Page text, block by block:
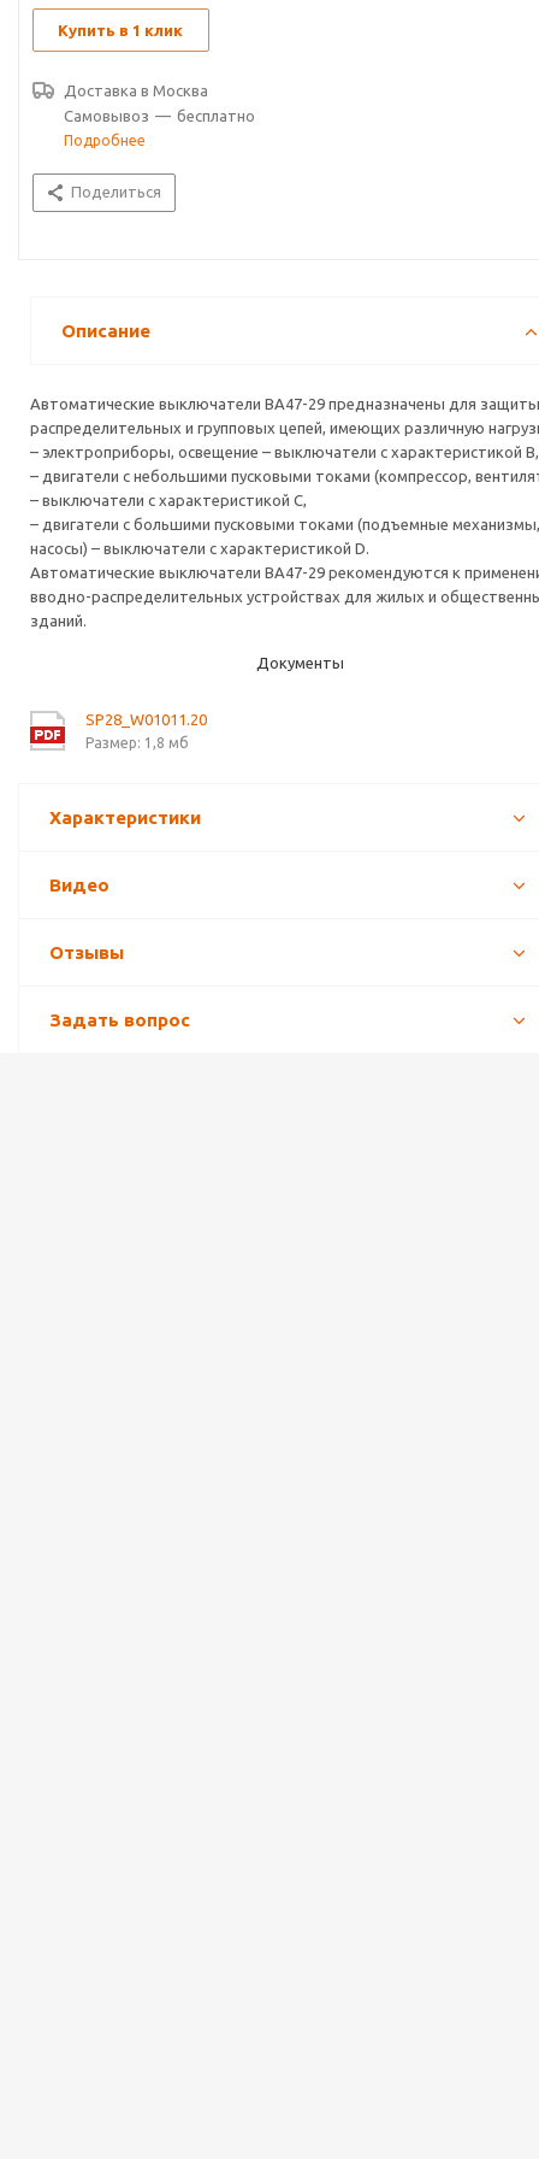
Купить в 1 клик
Доставка в Москва
Самовывоз — бесплатно
Подробнее
Поделиться
Описание
Автоматические выключатели ВА47-29 предназначены для защиты
распределительных и групповых цепей, имеющих различную
– электроприборы, освещение – выключатели с характеристикой В,
– двигатели с небольшими пусковыми токами (компрессор,
– выключатели с характеристикой C,
– двигатели с большими пусковыми токами (подъемные механизмы,
насосы) – выключатели с характеристикой D.
Автоматические выключатели ВА47-29 рекомендуются к
вводно-распределительных устройствах для жилых и
зданий.
Документы
SP28_W01011.20
Размер: 1,8 мб
Характеристики
Видео
Отзывы
Задать вопрос